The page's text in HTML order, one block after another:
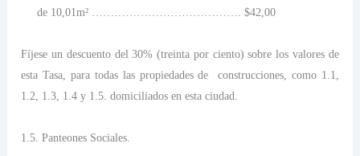
de 10,01m² …………………………………. $42,00
Fíjese un descuento del 30% (treinta por ciento) sobre los valores de
esta Tasa, para todas las propiedades de
construcciones, como 1.1,
1.2, 1.3, 1.4 y 1.5. domiciliados en esta ciudad.
1.5. Panteones Sociales.